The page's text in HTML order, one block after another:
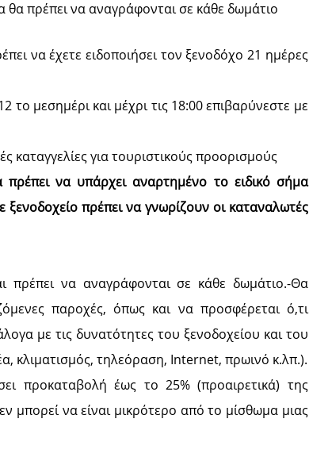
θα πρέπει να αναγράφονται σε κάθε δωμάτιο
να έχετε ειδοποιήσει τον ξενοδόχο 21 ημέρες
το μεσημέρι και μέχρι τις 18:00 επιβαρύνεστε με
για τουριστικούς προορισμούς
πρέπει να υπάρχει αναρτημένο το ειδικό σήμα
πρέπει να γνωρίζουν οι καταναλωτές
πρέπει να αναγράφονται σε κάθε δωμάτιο.-Θα
παροχές, όπως και να προσφέρεται ό,τι
με τις δυνατότητες του ξενοδοχείου και του
κλιματισμός, τηλεόραση, Internet, πρωινό κ.λπ.).
προκαταβολή έως το 25% (προαιρετικά) της
μπορεί να είναι μικρότερο από το μίσθωμα μιας